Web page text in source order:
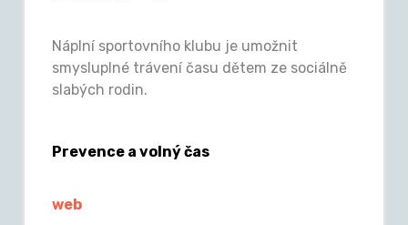
Náplní sportovního klubu je umožnit
smysluplné trávení času dětem ze sociálně
slabých rodin.
Prevence a volný čas
web